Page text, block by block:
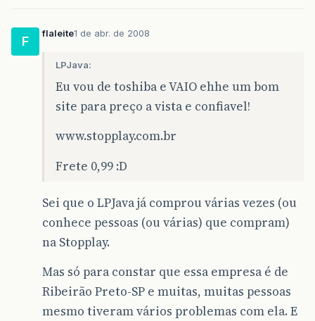
F
flaleite1 de abr. de 2008
LPJava:
Eu vou de toshiba e VAIO ehhe um bom
site para preço a vista e confiavel!
www.stopplay.com.br
Frete 0,99 :D
Sei que o LPJava já comprou várias vezes (ou
conhece pessoas (ou várias) que compram)
na Stopplay.
Mas só para constar que essa empresa é de
Ribeirão Preto-SP e muitas, muitas pessoas
mesmo tiveram vários problemas com ela. E